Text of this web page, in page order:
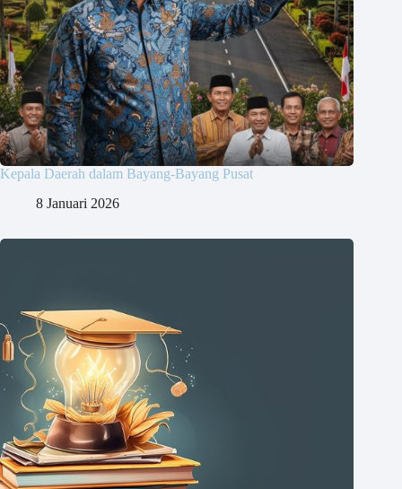
Kepala Daerah dalam Bayang-Bayang Pusat
8 Januari 2026